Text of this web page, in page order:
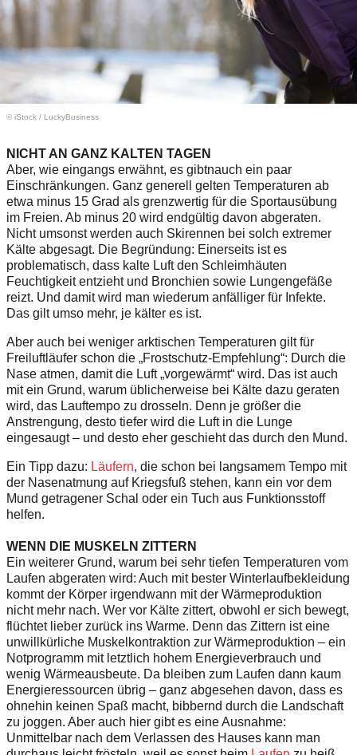
© iStock / LuckyBusiness
NICHT AN GANZ KALTEN TAGEN
Aber, wie eingangs erwähnt, es gibtnauch ein paar
Einschränkungen. Ganz generell gelten Temperaturen ab
etwa minus 15 Grad als grenzwertig für die Sportausübung
im Freien. Ab minus 20 wird endgültig davon abgeraten.
Nicht umsonst werden auch Skirennen bei solch extremer
Kälte abgesagt. Die Begründung: Einerseits ist es
problematisch, dass kalte Luft den Schleimhäuten
Feuchtigkeit entzieht und Bronchien sowie Lungengefäße
reizt. Und damit wird man wiederum anfälliger für Infekte.
Das gilt umso mehr, je kälter es ist.
Aber auch bei weniger arktischen Temperaturen gilt für
Freiluftläufer schon die „Frostschutz-Empfehlung“: Durch die
Nase atmen, damit die Luft „vorgewärmt“ wird. Das ist auch
mit ein Grund, warum üblicherweise bei Kälte dazu geraten
wird, das Lauftempo zu drosseln. Denn je größer die
Anstrengung, desto tiefer wird die Luft in die Lunge
eingesaugt – und desto eher geschieht das durch den Mund.
Ein Tipp dazu: Läufern, die schon bei langsamem Tempo mit
der Nasenatmung auf Kriegsfuß stehen, kann ein vor dem
Mund getragener Schal oder ein Tuch aus Funktionsstoff
helfen.
WENN DIE MUSKELN ZITTERN
Ein weiterer Grund, warum bei sehr tiefen Temperaturen vom
Laufen abgeraten wird: Auch mit bester Winterlaufbekleidung
kommt der Körper irgendwann mit der Wärmeproduktion
nicht mehr nach. Wer vor Kälte zittert, obwohl er sich bewegt,
flüchtet lieber zurück ins Warme. Denn das Zittern ist eine
unwillkürliche Muskelkontraktion zur Wärmeproduktion – ein
Notprogramm mit letztlich hohem Energieverbrauch und
wenig Wärmeausbeute. Da bleiben zum Laufen dann kaum
Energieressourcen übrig – ganz abgesehen davon, dass es
ohnehin keinen Spaß macht, bibbernd durch die Landschaft
zu joggen. Aber auch hier gibt es eine Ausnahme:
Unmittelbar nach dem Verlassen des Hauses kann man